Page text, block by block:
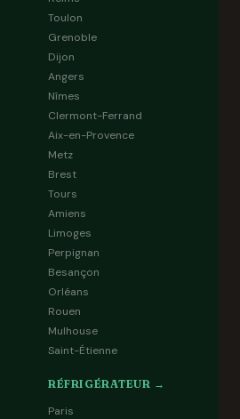
Toulon
Grenoble
Dijon
Angers
Nîmes
Clermont-Ferrand
Aix-en-Provence
Metz
Brest
Tours
Amiens
Limoges
Perpignan
Besançon
Orléans
Rouen
Mulhouse
Saint-Étienne
RÉFRIGÉRATEUR →
Paris